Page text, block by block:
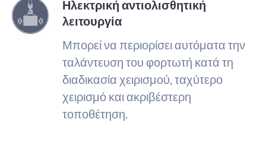
Ηλεκτρική αντιολισθητική
λειτουργία
Μπορεί να περιορίσει αυτόματα την
ταλάντευση του φορτωτή κατά τη
διαδικασία χειρισμού, ταχύτερο
χειρισμό και ακριβέστερη
τοποθέτηση.